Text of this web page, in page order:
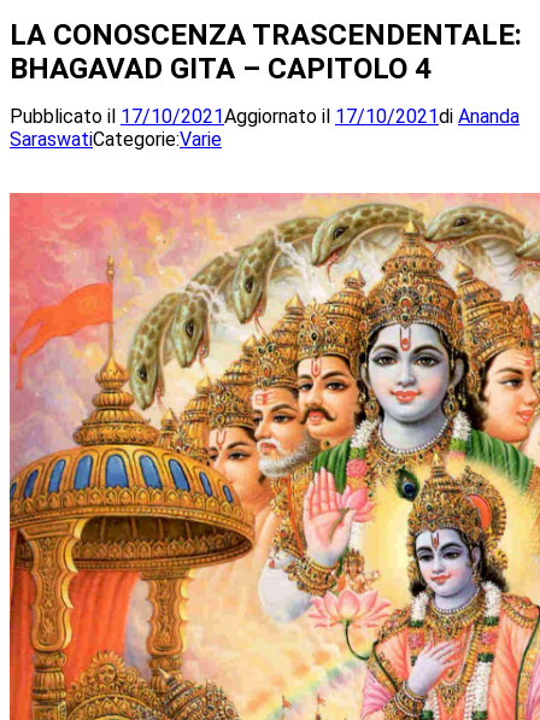
LA CONOSCENZA TRASCENDENTALE:
BHAGAVAD GITA – CAPITOLO 4
Pubblicato il 17/10/2021Aggiornato il 17/10/2021di Ananda
SaraswatiCategorie:Varie